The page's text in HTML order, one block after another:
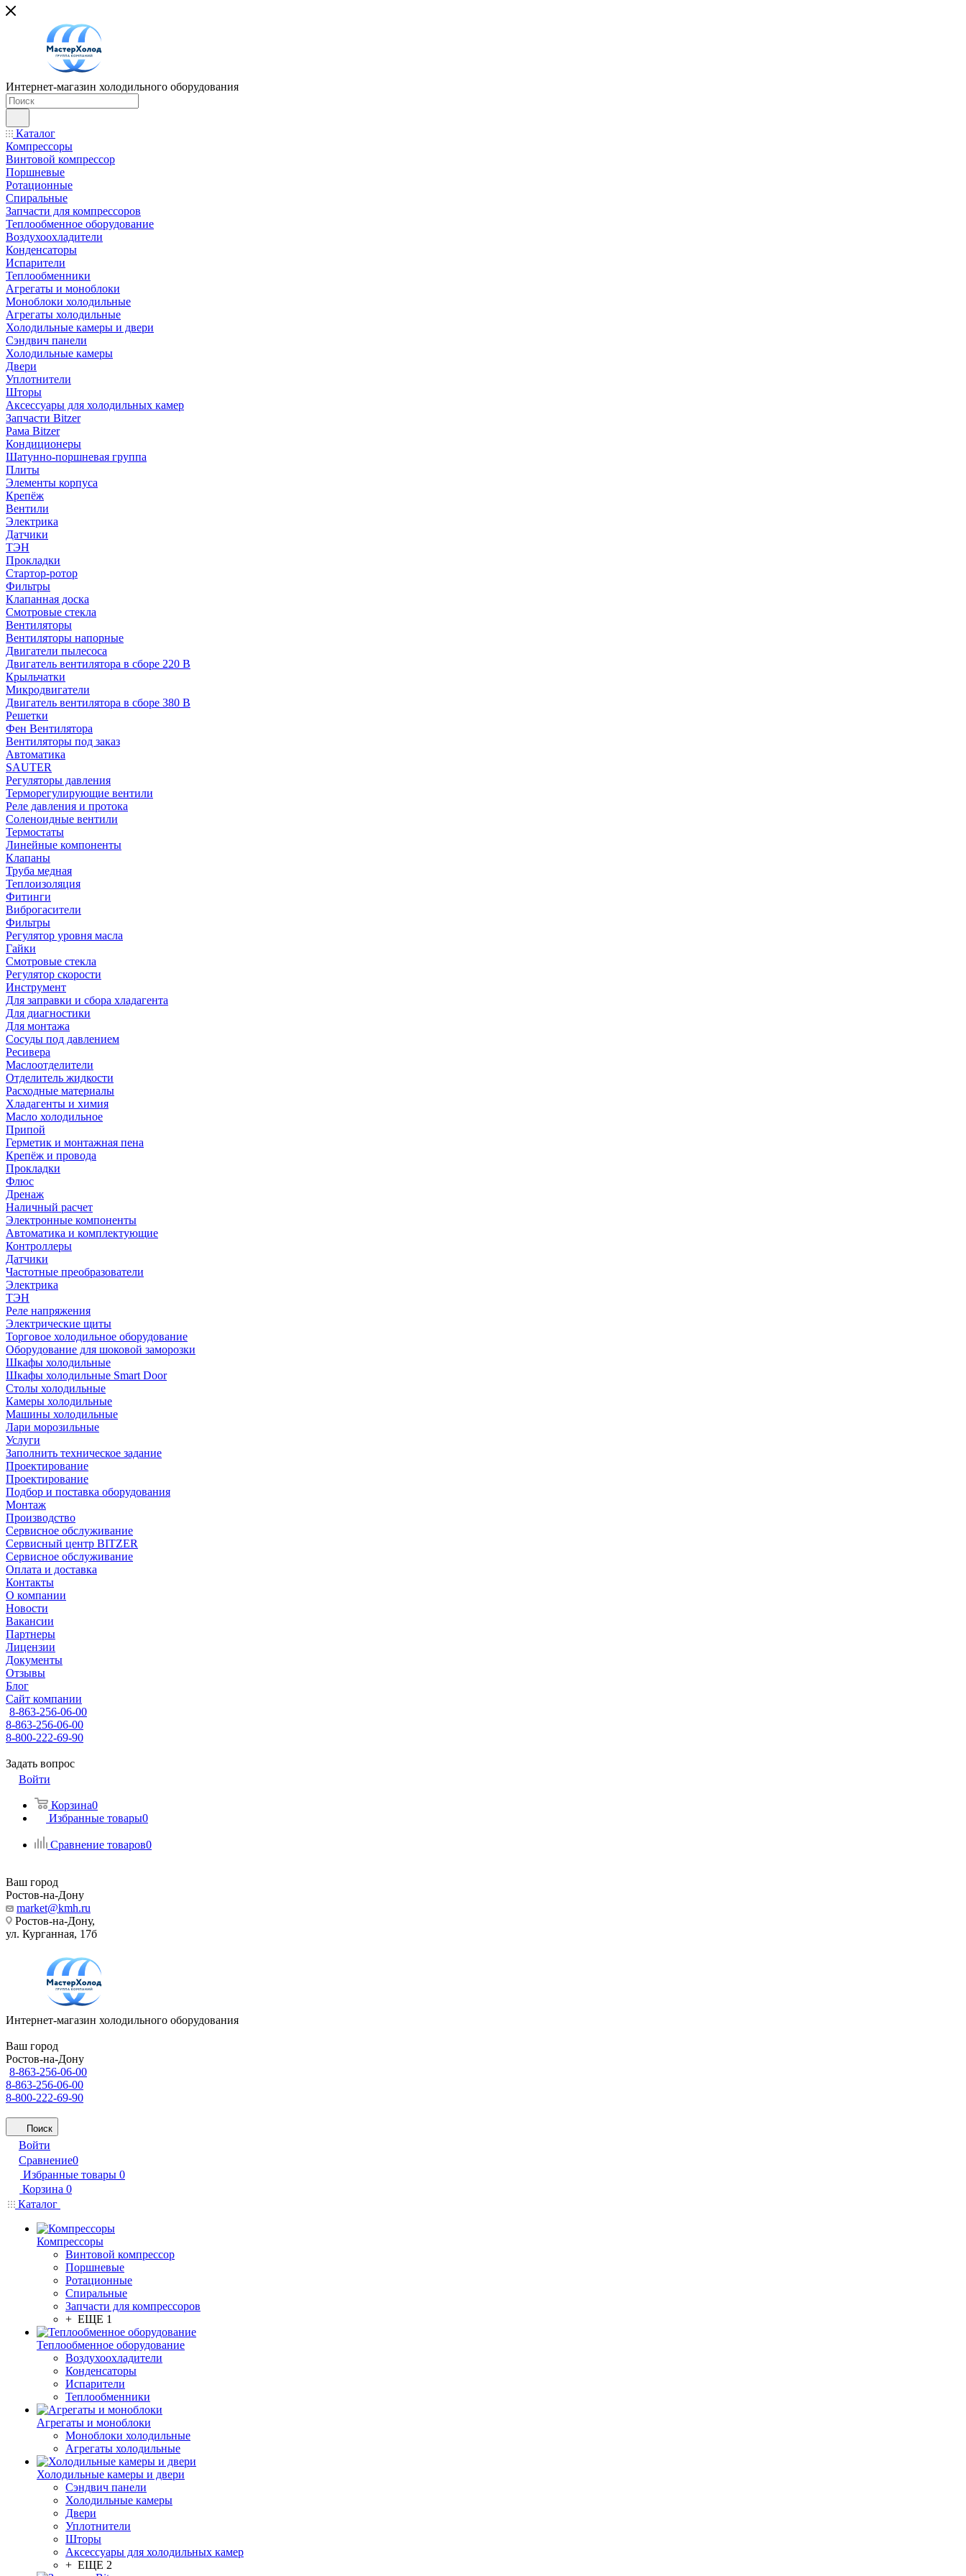
Интернет-магазин холодильного оборудования
Каталог
Компрессоры
Винтовой компрессор
Поршневые
Ротационные
Спиральные
Запчасти для компрессоров
Теплообменное оборудование
Воздухоохладители
Конденсаторы
Испарители
Теплообменники
Агрегаты и моноблоки
Моноблоки холодильные
Агрегаты холодильные
Холодильные камеры и двери
Сэндвич панели
Холодильные камеры
Двери
Уплотнители
Шторы
Аксессуары для холодильных камер
Запчасти Bitzer
Рама Bitzer
Кондиционеры
Шатунно-поршневая группа
Плиты
Элементы корпуса
Крепёж
Вентили
Электрика
Датчики
ТЭН
Прокладки
Стартор-ротор
Фильтры
Клапанная доска
Смотровые стекла
Вентиляторы
Вентиляторы напорные
Двигатели пылесоса
Двигатель вентилятора в сборе 220 В
Крыльчатки
Микродвигатели
Двигатель вентилятора в сборе 380 В
Решетки
Фен Вентилятора
Вентиляторы под заказ
Автоматика
SAUTER
Регуляторы давления
Терморегулирующие вентили
Реле давления и протока
Соленоидные вентили
Термостаты
Линейные компоненты
Клапаны
Труба медная
Теплоизоляция
Фитинги
Виброгасители
Фильтры
Регулятор уровня масла
Гайки
Смотровые стекла
Регулятор скорости
Инструмент
Для заправки и сбора хладагента
Для диагностики
Для монтажа
Сосуды под давлением
Ресивера
Маслоотделители
Отделитель жидкости
Расходные материалы
Хладагенты и химия
Масло холодильное
Припой
Герметик и монтажная пена
Крепёж и провода
Прокладки
Флюс
Дренаж
Наличный расчет
Электронные компоненты
Автоматика и комплектующие
Контроллеры
Датчики
Частотные преобразователи
Электрика
ТЭН
Реле напряжения
Электрические щиты
Торговое холодильное оборудование
Оборудование для шоковой заморозки
Шкафы холодильные
Шкафы холодильные Smart Door
Столы холодильные
Камеры холодильные
Машины холодильные
Лари морозильные
Услуги
Заполнить техническое задание
Проектирование
Проектирование
Подбор и поставка оборудования
Монтаж
Производство
Сервисное обслуживание
Сервисный центр BITZER
Сервисное обслуживание
Оплата и доставка
Контакты
О компании
Новости
Вакансии
Партнеры
Лицензии
Документы
Отзывы
Блог
Сайт компании
8-863-256-06-00
8-863-256-06-00
8-800-222-69-90
Задать вопрос
Войти
Корзина0
Избранные товары0
Сравнение товаров0
Ваш город
Ростов-на-Дону
market@kmh.ru
Ростов-на-Дону,
ул. Курганная, 17б
Интернет-магазин холодильного оборудования
Ваш город
Ростов-на-Дону
8-863-256-06-00
8-863-256-06-00
8-800-222-69-90
Поиск
Войти
Сравнение0
Избранные товары 0
Корзина 0
Каталог
Компрессоры
Винтовой компрессор
Поршневые
Ротационные
Спиральные
Запчасти для компрессоров
+ ЕЩЕ 1
Теплообменное оборудование
Воздухоохладители
Конденсаторы
Испарители
Теплообменники
Агрегаты и моноблоки
Моноблоки холодильные
Агрегаты холодильные
Холодильные камеры и двери
Сэндвич панели
Холодильные камеры
Двери
Уплотнители
Шторы
Аксессуары для холодильных камер
+ ЕЩЕ 2